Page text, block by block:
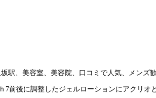
後に調整したジェルローションにアクリオ